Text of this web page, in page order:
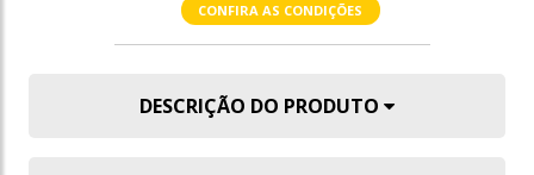
CONFIRA AS CONDIÇÕES
DESCRIÇÃO DO PRODUTO